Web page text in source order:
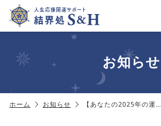
お知らせ
ホーム お知らせ 【あなたの2025年の運…